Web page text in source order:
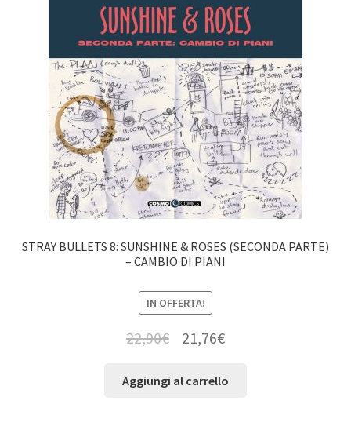
STRAY BULLETS 8: SUNSHINE & ROSES (SECONDA PARTE)
– CAMBIO DI PIANI
IN OFFERTA!
22,90€ 21,76€
Aggiungi al carrello